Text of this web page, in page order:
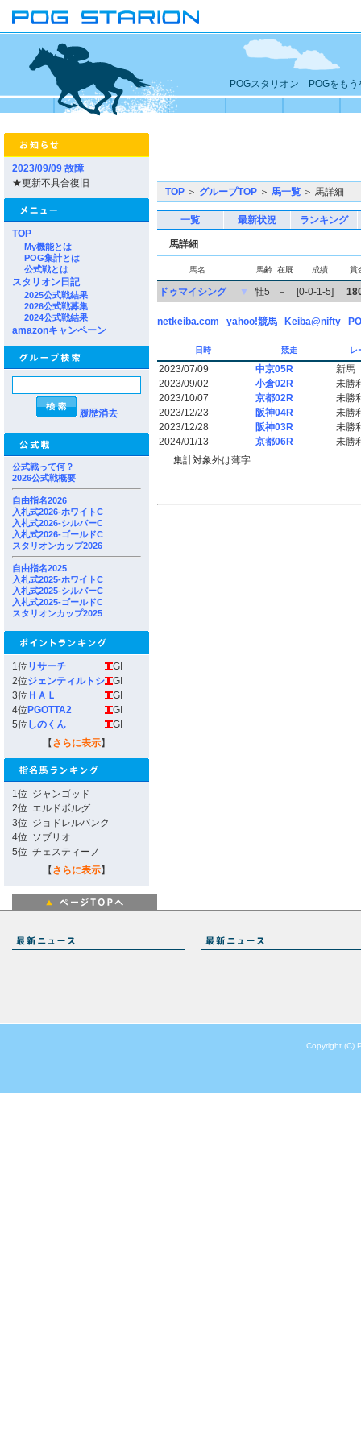
POGスタリオン POGをもう
2023/09/09 故障
★更新不具合復旧
TOP
My機能とは
POG集計とは
公式戦とは
スタリオン日記
2025公式戦結果
2026公式戦募集
2024公式戦結果
amazonキャンペーン
履歴消去
公式戦って何？
2026公式戦概要
自由指名2026
入札式2026-ホワイトC
入札式2026-シルバーC
入札式2026-ゴールドC
スタリオンカップ2026
自由指名2025
入札式2025-ホワイトC
入札式2025-シルバーC
入札式2025-ゴールドC
スタリオンカップ2025
1位 リサーチ
GI
2位ジェンティルトシ
GI
3位 ＨＡＬ
GI
4位 PGOTTA2
GI
5位 しのくん
GI
【 さらに表示】
1位 ジャンゴッド
2位 エルドボルグ
3位 ジョドレルバンク
4位 ソブリオ
5位 チェスティーノ
【 さらに表示】
TOP ＞ グループTOP ＞ 馬一覧 ＞ 馬詳細
一覧 最新状況 ランキング
馬詳細
馬名 馬齢 在厩 成績 賞
ドゥマイシング ▼ 牡5 － [0-0-1-5]
netkeiba.com yahoo!競馬 Keiba@nifty
日時 競走 レ
2023/07/09 中京05R
新馬
2023/09/02
小倉02R
未勝
2023/10/07
京都02R
未勝
2023/12/23
阪神04R
未勝
2023/12/28
阪神03R
未勝
2024/01/13
京都06R
未勝
集計対象外は薄字
Copyright (C)